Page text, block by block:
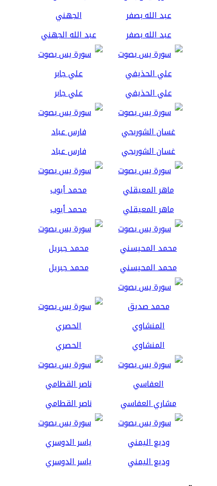
عبد الله بصفر عبد الله الجهني
علي الحذيفي علي جابر
غسان الشوربجي فارس عباد
ماهر المعيقلي محمد أيوب
محمد المحيسني محمد جبريل
المنشاوي الحصري
مشاري العفاسي ناصر القطامي
وديع اليمني ياسر الدوسري